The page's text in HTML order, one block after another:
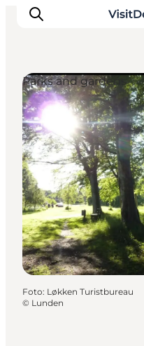
Inspiratie
Bestemmingen
Wat te doen
Accommodaties
Plan je reis
Parks and gardens
Foto: Løkken Turistbureau
© Lunden